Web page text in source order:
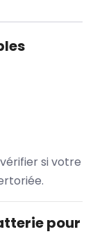
si votre
pour